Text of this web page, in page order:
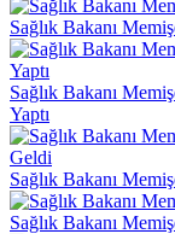
Sağlık Bakanı
Sağlık Bakanı
Yaptı
Sağlık Bakanı
Sağlık Bakanı